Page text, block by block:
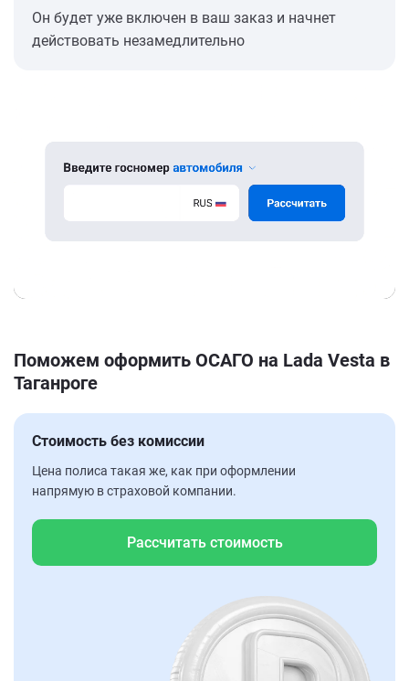
Он будет уже включен в ваш заказ и начнет
действовать незамедлительно
Поможем оформить ОСАГО на Lada Vesta в
Таганроге
Стоимость без комиссии
Цена полиса такая же, как при оформлении
напрямую в страховой компании.
Рассчитать стоимость